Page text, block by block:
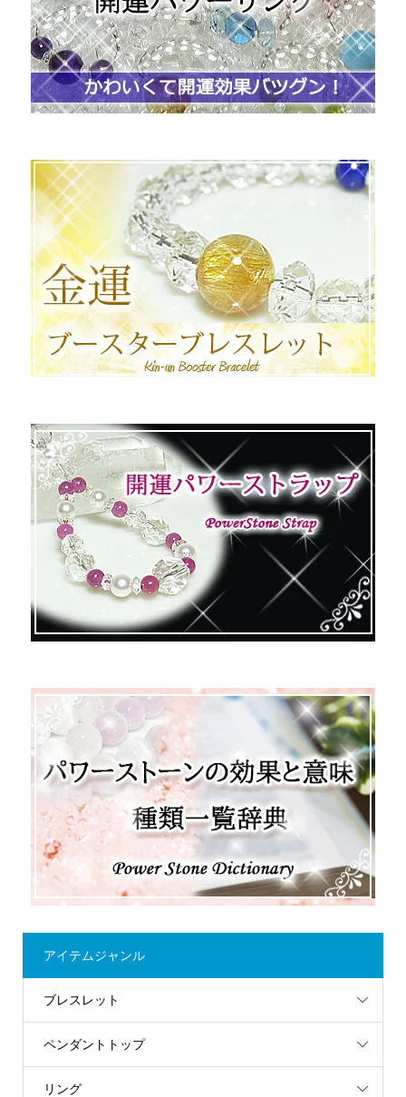
アイテムジャンル
ブレスレット
ペンダントトップ
リング